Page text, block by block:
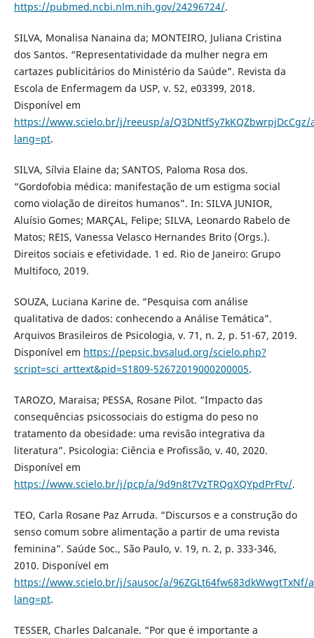
https://pubmed.ncbi.nlm.nih.gov/24296724/.
SILVA, Monalisa Nanaina da; MONTEIRO, Juliana Cristina
dos Santos. “Representatividade da mulher negra em
cartazes publicitários do Ministério da Saúde”. Revista da
Escola de Enfermagem da USP, v. 52, e03399, 2018.
Disponível em
https://www.scielo.br/j/reeusp/a/Q3DNtfSy7kKQZbwrpjDcCgz/
lang=pt.
SILVA, Sílvia Elaine da; SANTOS, Paloma Rosa dos.
“Gordofobia médica: manifestação de um estigma social
como violação de direitos humanos”. In: SILVA JUNIOR,
Aluísio Gomes; MARÇAL, Felipe; SILVA, Leonardo Rabelo de
Matos; REIS, Vanessa Velasco Hernandes Brito (Orgs.).
Direitos sociais e efetividade. 1 ed. Rio de Janeiro: Grupo
Multifoco, 2019.
SOUZA, Luciana Karine de. “Pesquisa com análise
qualitativa de dados: conhecendo a Análise Temática”.
Arquivos Brasileiros de Psicologia, v. 71, n. 2, p. 51-67, 2019.
Disponível em https://pepsic.bvsalud.org/scielo.php?
script=sci_arttext&pid=S1809-52672019000200005.
TAROZO, Maraisa; PESSA, Rosane Pilot. “Impacto das
consequências psicossociais do estigma do peso no
tratamento da obesidade: uma revisão integrativa da
literatura”. Psicologia: Ciência e Profissão, v. 40, 2020.
Disponível em
https://www.scielo.br/j/pcp/a/9d9n8t7VzTRQqXQYpdPrFtv/.
TEO, Carla Rosane Paz Arruda. “Discursos e a construção do
senso comum sobre alimentação a partir de uma revista
feminina”. Saúde Soc., São Paulo, v. 19, n. 2, p. 333-346,
2010. Disponível em
https://www.scielo.br/j/sausoc/a/96ZGLt64fw683dkWwgtTxNf/
lang=pt.
TESSER, Charles Dalcanale. “Por que é importante a